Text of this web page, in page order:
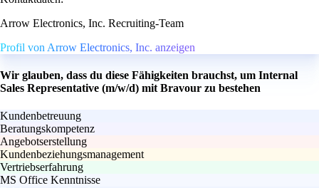
Arrow Electronics, Inc. Recruiting-Team
Profil von Arrow Electronics, Inc. anzeigen
Wir glauben, dass du diese Fähigkeiten brauchst, um Internal
Sales Representative (m/w/d) mit Bravour zu bestehen
Kundenbetreuung
Beratungskompetenz
Angebotserstellung
Kundenbeziehungsmanagement
Vertriebserfahrung
MS Office Kenntnisse